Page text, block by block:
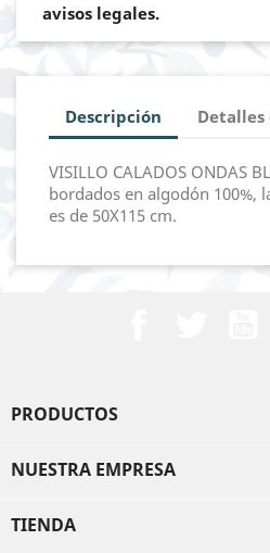
avisos legales.
Descripción
VISILLO CALADOS ONDAS
bordados en algodón 100%,
es de 50X115 cm.
PRODUCTOS
NUESTRA EMPRESA
TIENDA